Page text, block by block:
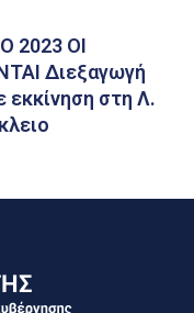
2023 ΟΙ
Διεξαγωγή
εκκίνηση στη Λ.